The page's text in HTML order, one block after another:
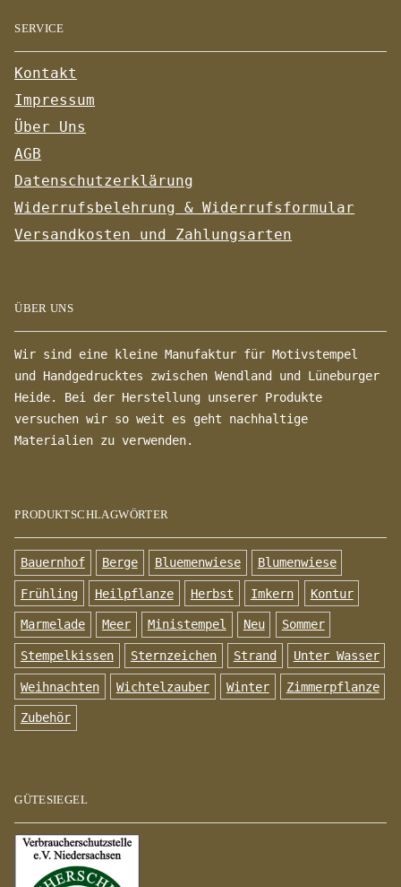
SERVICE
Kontakt
Impressum
Über Uns
AGB
Datenschutzerklärung
Widerrufsbelehrung & Widerrufsformular
Versandkosten und Zahlungsarten
ÜBER UNS
Wir sind eine kleine Manufaktur für Motivstempel
und Handgedrucktes zwischen Wendland und Lüneburger
Heide. Bei der Herstellung unserer Produkte
versuchen wir so weit es geht nachhaltige
Materialien zu verwenden.
PRODUKTSCHLAGWÖRTER
Bauernhof Berge Bluemenwiese Blumenwiese
Frühling Heilpflanze Herbst Imkern Kontur
Marmelade Meer Ministempel Neu Sommer
Stempelkissen Sternzeichen Strand Unter Wasser
Weihnachten Wichtelzauber Winter Zimmerpflanze
Zubehör
GÜTESIEGEL